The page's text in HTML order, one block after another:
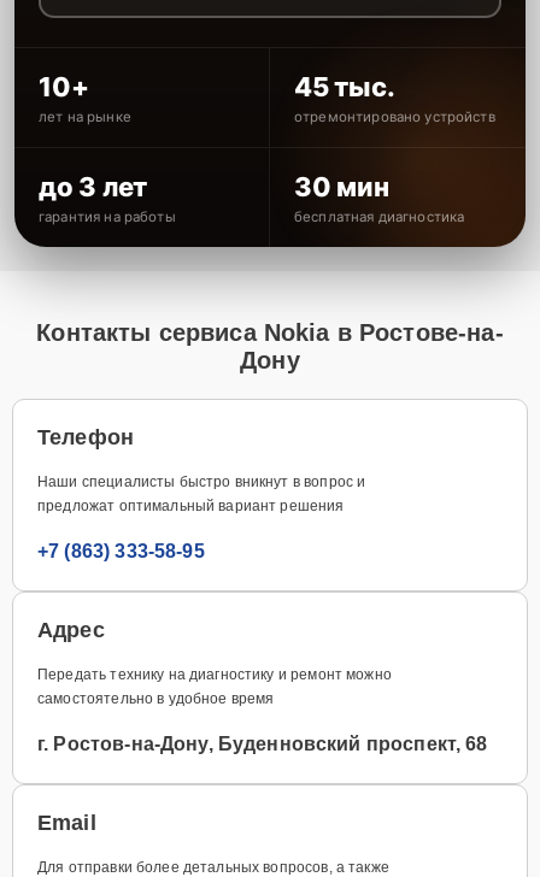
10+
лет на рынке
45 тыс.
отремонтировано устройств
до 3 лет
гарантия на работы
30 мин
бесплатная диагностика
Контакты сервиса Nokia в Ростове-на-
Дону
Телефон
Наши специалисты быстро вникнут в вопрос и
предложат оптимальный вариант решения
+7 (863) 333-58-95
Адрес
Передать технику на диагностику и ремонт можно
самостоятельно в удобное время
г. Ростов-на-Дону, Буденновский проспект, 68
Email
Для отправки более детальных вопросов, а также